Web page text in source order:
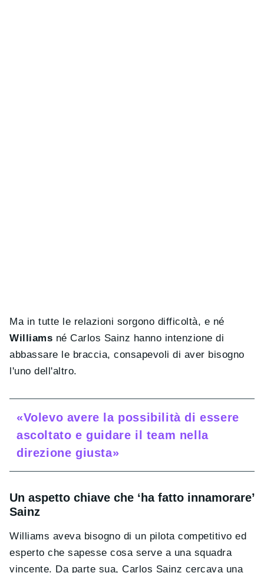
Ma in tutte le relazioni sorgono difficoltà, e né
Williams né Carlos Sainz hanno intenzione di
abbassare le braccia, consapevoli di aver bisogno
l'uno dell'altro.
«Volevo avere la possibilità di essere
ascoltato e guidare il team nella
direzione giusta»
Un aspetto chiave che ‘ha fatto innamorare’
Sainz
Williams aveva bisogno di un pilota competitivo ed
esperto che sapesse cosa serve a una squadra
vincente. Da parte sua, Carlos Sainz cercava una